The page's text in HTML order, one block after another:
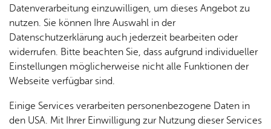
Sinfonische Blasmusik – langweilig, uncool? Wer das
glaubt, kann sich hier vom Gegenteil überzeugen. Ideen-
und abwechslungsreich, abgestimmt auf die
unterschiedlichen Altersgruppen präsentieren wir uns dem
Datenverarbeitung einzuwilligen, um dieses Angebot zu
nutzen. Sie können Ihre Auswahl in der
Datenschutzerklärung auch jederzeit bearbeiten oder
widerrufen. Bitte beachten Sie, dass aufgrund individueller
Einstellungen möglicherweise nicht alle Funktionen der
Webseite verfügbar sind.
Einige Services verarbeiten personenbezogene Daten in
den USA. Mit Ihrer Einwilligung zur Nutzung dieser Services